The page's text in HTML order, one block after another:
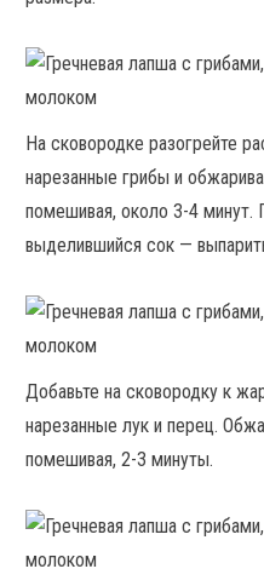
На сковородке разогрейте
нарезанные грибы и
помешивая, около 3-4 минут.
выделившийся сок —
Добавьте на сковородку к
нарезанные лук и перец.
помешивая, 2-3 минуты.